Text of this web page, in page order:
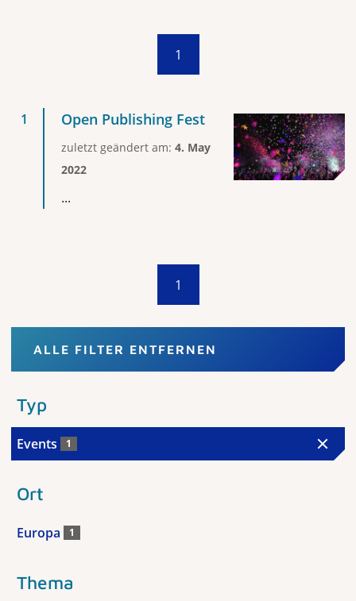
1
Open Publishing Fest
zuletzt geändert am: 4. May
2022
...
1
ALLE FILTER ENTFERNEN
Typ
Events 1
Ort
Europa 1
Thema